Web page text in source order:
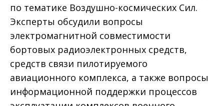
по тематике Воздушно-космических Сил.
Эксперты обсудили вопросы
электромагнитной совместимости
бортовых радиоэлектронных средств,
средств связи пилотируемого
авиационного комплекса, а также вопросы
информационной поддержки процессов